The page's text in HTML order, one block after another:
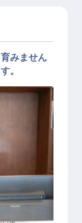
みません
。